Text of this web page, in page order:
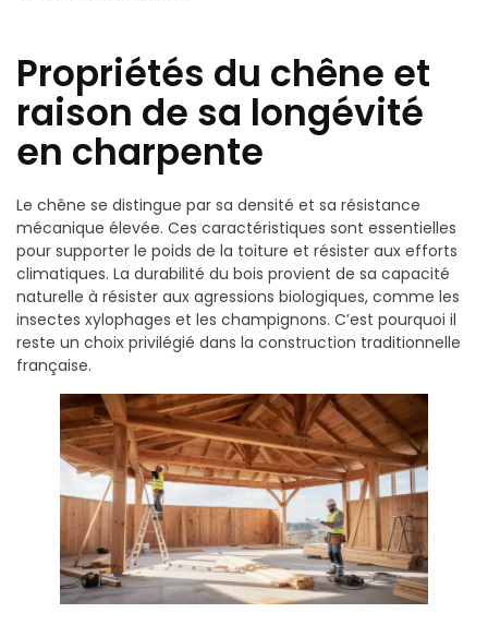
Propriétés du chêne et
raison de sa longévité
en charpente
Le chêne se distingue par sa densité et sa résistance
mécanique élevée. Ces caractéristiques sont essentielles
pour supporter le poids de la toiture et résister aux efforts
climatiques. La durabilité du bois provient de sa capacité
naturelle à résister aux agressions biologiques, comme les
insectes xylophages et les champignons. C’est pourquoi il
reste un choix privilégié dans la construction traditionnelle
française.